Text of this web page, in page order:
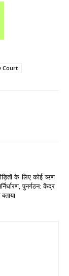
Court
के लिए कोई ऋण
पुनर्गठन: केंद्र